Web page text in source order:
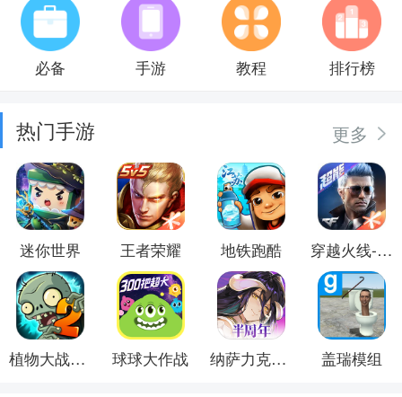
必备 手游 教程 排行榜
热门手游 更多
迷你世界 王者荣耀 地铁跑酷 穿越火线-枪战王者
植物大战僵尸2 球球大作战 纳萨力克之王 盖瑞模组